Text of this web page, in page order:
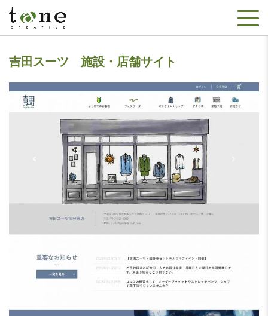
吉田スーツ 施設・店舗サイト